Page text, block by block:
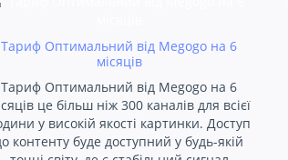
Тариф Оптимальний від Megogo на 6
місяців
Тариф Оптимальний від Megogo на 6
це більш ніж 300 каналів для всієї
у високій якості картинки. Доступ
контенту буде доступний у будь-якій